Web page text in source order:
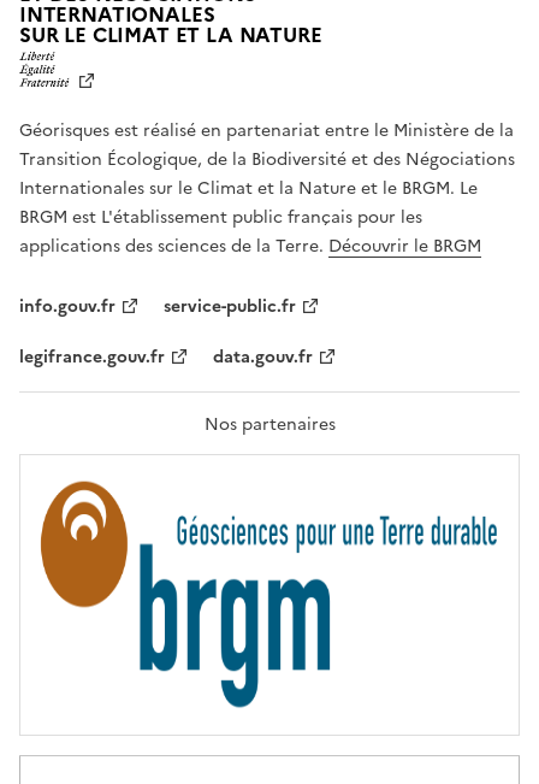
INTERNATIONALES
SUR LE CLIMAT ET LA NATUREL
T
É
,
É
G
A
L
F
A
T
R
T
É
Géorisques est réalisé en partenariat entre le Ministère de la
Transition Écologique, de la Biodiversité et des Négociations
Internationales sur le Climat et la Nature et le BRGM. Le
BRGM est L'établissement public français pour les
applications des sciences de la Terre. Découvrir le BRGM
info.gouv.fr
service-public.fr
legifrance.gouv.fr
data.gouv.fr
Nos partenaires